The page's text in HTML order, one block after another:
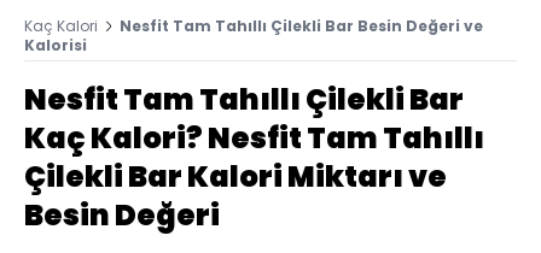
Kaç Kalori
Nesfit Tam Tahıllı Çilekli Bar Besin Değeri ve
Kalorisi
Nesfit Tam Tahıllı Çilekli Bar
Kaç Kalori? Nesfit Tam Tahıllı
Çilekli Bar Kalori Miktarı ve
Besin Değeri